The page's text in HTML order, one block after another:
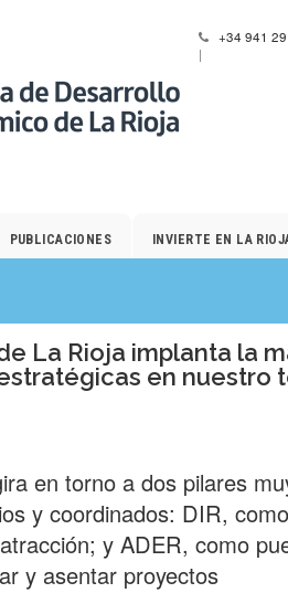
+34 941
PUBLICACIONES INVIERTE EN LA
La Rioja implanta la
en nuestro
en torno a dos pilares
y coordinados: DIR,
y ADER, como
y asentar proyectos